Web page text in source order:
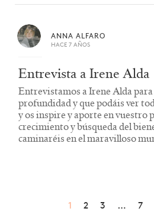
ANNA ALFARO
HACE 7 AÑOS
Entrevista a Irene Alda
Entrevistamos a Irene Alda
profundidad y que podáis ver
y os inspire y aporte en vuestro
crecimiento y búsqueda del
caminaréis en el maravilloso
1 2 3 … 7